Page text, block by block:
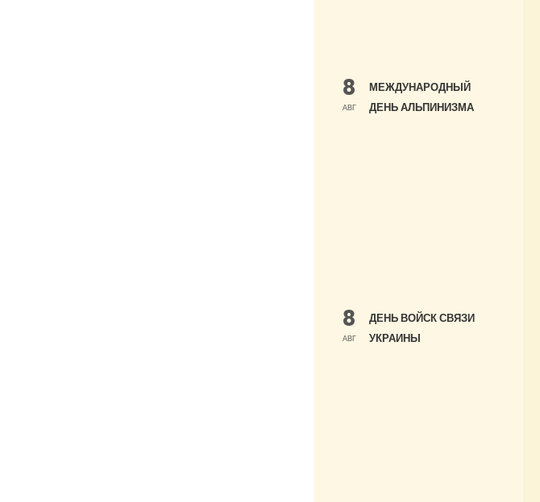
8
АВГ
МЕЖДУНАРОДНЫЙ
ДЕНЬ АЛЬПИНИЗМА
8
АВГ
ДЕНЬ ВОЙСК СВЯЗИ
УКРАИНЫ